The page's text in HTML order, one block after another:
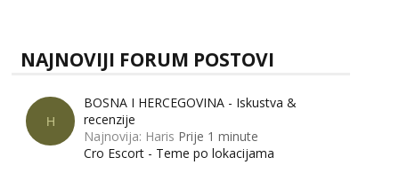
Tel: 064/677-677- Kod: #87
tel:0,93€ - mob:1,12€ min
Zara
Čekam tvoj poziv!
Tel:064/677-677- Kod: #123
tel:0,93€ - mob:1,12€ min
NAJNOVIJI FORUM POSTOVI
H
BOSNA I HERCEGOVINA - Iskustva &
recenzije
Najnovija: Haris Prije 1 minute
Cro Escort - Teme po lokacijama